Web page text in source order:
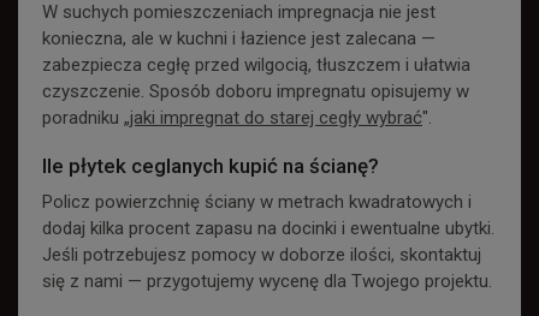
W suchych pomieszczeniach impregnacja nie jest
konieczna, ale w kuchni i łazience jest zalecana —
zabezpiecza cegłę przed wilgocią, tłuszczem i ułatwia
czyszczenie. Sposób doboru impregnatu opisujemy w
poradniku „jaki impregnat do starej cegły wybrać".
Ile płytek ceglanych kupić na ścianę?
Policz powierzchnię ściany w metrach kwadratowych i
dodaj kilka procent zapasu na docinki i ewentualne ubytki.
Jeśli potrzebujesz pomocy w doborze ilości, skontaktuj
się z nami — przygotujemy wycenę dla Twojego projektu.